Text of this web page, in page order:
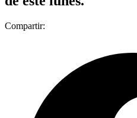
Compartir: